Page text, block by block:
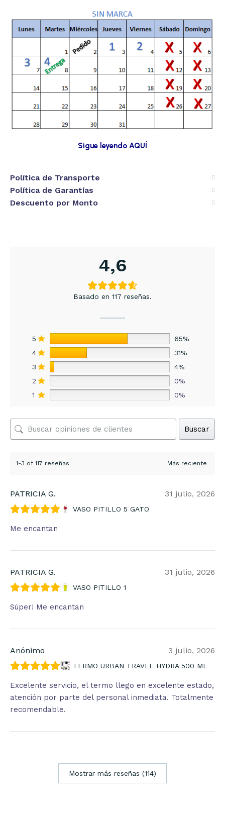
Sigue leyendo AQUÍ
Política de Transporte
Política de Garantías
Descuento por Monto
4,6
Basado en 117 reseñas.
5
65%
4
31%
3
4%
2
0%
1
0%
Buscar
1-3 of 117 reseñas
PATRICIA G. 31 julio, 2026
VASO PITILLO 5 GATO
Me encantan
PATRICIA G. 31 julio, 2026
VASO PITILLO 1
Súper! Me encantan
Anónimo 3 julio, 2026
TERMO URBAN TRAVEL HYDRA 500 ML
Excelente servicio, el termo llego en excelente estado,
atención por parte del personal inmediata. Totalmente
recomendable.
Mostrar más reseñas (114)